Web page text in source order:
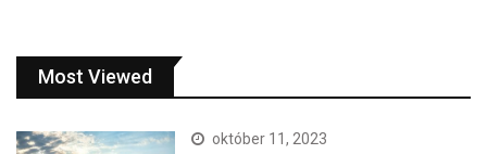
Most Viewed
október 11, 2023